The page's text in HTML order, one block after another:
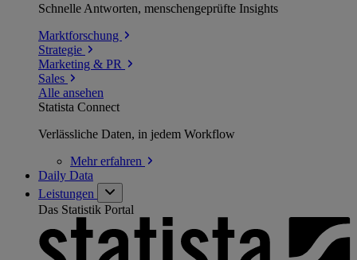
Schnelle Antworten, menschengeprüfte Insights
Marktforschung
Strategie
Marketing & PR
Sales
Alle ansehen
Statista Connect
Verlässliche Daten, in jedem Workflow
Mehrerfahren
Daily Data
Leistungen
Das Statistik Portal